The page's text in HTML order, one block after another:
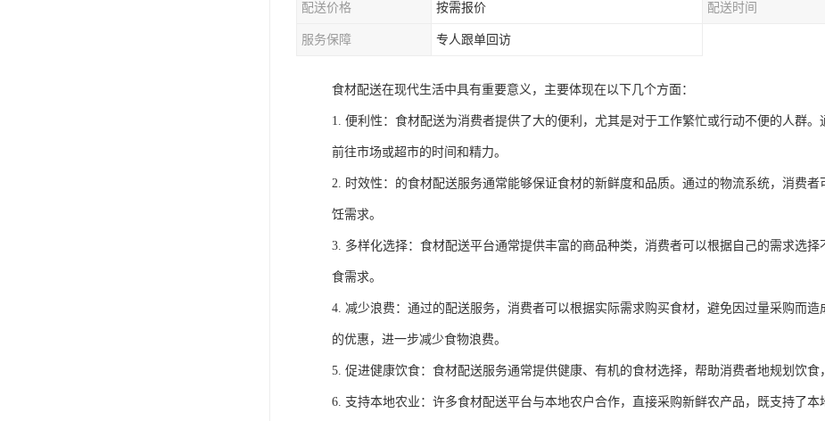
配送价格 按需报价 配送时间
服务保障 专人跟单回访
食材配送在现代生活中具有重要意义，主要体现在以下几个方面：
1. 便利性：食材配送为消费者提供了大的便利，尤其是对于工作繁忙或行动不便的人群
前往市场或超市的时间和精力。
2. 时效性：的食材配送服务通常能够保证食材的新鲜度和品质。通过的物流系统，消费
饪需求。
3. 多样化选择：食材配送平台通常提供丰富的商品种类，消费者可以根据自己的需求选
食需求。
4. 减少浪费：通过的配送服务，消费者可以根据实际需求购买食材，避免因过量采购而
的优惠，进一步减少食物浪费。
5. 促进健康饮食：食材配送服务通常提供健康、有机的食材选择，帮助消费者地规划饮食
6. 支持本地农业：许多食材配送平台与本地农户合作，直接采购新鲜农产品，既支持了